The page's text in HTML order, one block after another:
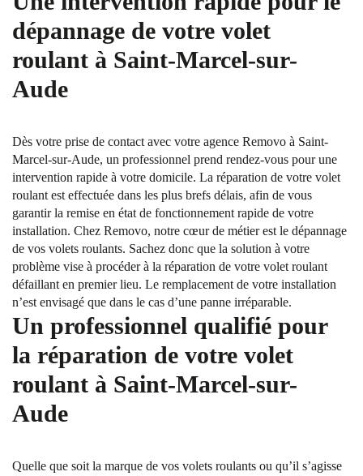
dépannage de votre volet
roulant à Saint-Marcel-sur-
Aude
Dès votre prise de contact avec votre agence Removo à Saint-
Marcel-sur-Aude, un professionnel prend rendez-vous pour une
intervention rapide à votre domicile. La réparation de votre volet
roulant est effectuée dans les plus brefs délais, afin de vous
garantir la remise en état de fonctionnement rapide de votre
installation. Chez Removo, notre cœur de métier est le dépannage
de vos volets roulants. Sachez donc que la solution à votre
problème vise à procéder à la réparation de votre volet roulant
défaillant en premier lieu. Le remplacement de votre installation
n’est envisagé que dans le cas d’une panne irréparable.
Un professionnel qualifié pour
la réparation de votre volet
roulant à Saint-Marcel-sur-
Aude
Quelle que soit la marque de vos volets roulants ou qu’il s’agisse